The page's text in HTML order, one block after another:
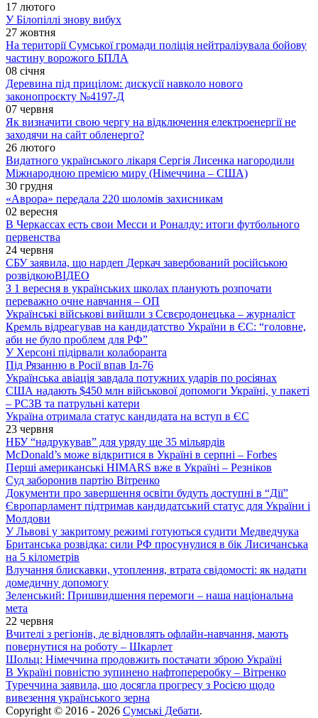
17 лютого
У Білопіллі знову вибух
27 жовтня
На території Сумської громади поліція нейтралізувала бойову
частину ворожого БПЛА
08 січня
Деревина під прицілом: дискусії навколо нового
законопроєкту №4197-Д
07 червня
Як визначити свою чергу на відключення електроенергії не
заходячи на сайт обленерго?
26 лютого
Видатного українського лікаря Сергія Лисенка нагородили
Міжнародною премією миру (Німеччина – США)
30 грудня
«Аврора» передала 220 шоломів захисникам
02 вересня
В Черкассах есть свои Месси и Роналду: итоги футбольного
первенства
24 червня
СБУ заявила, що нардеп Деркач завербований російською
розвідкоюВІДЕО
З 1 вересня в українських школах планують розпочати
переважно очне навчання – ОП
Українські військові вийшли з Сєвєродонецька – журналіст
Кремль відреагував на кандидатство України в ЄС: “головне,
аби не було проблем для РФ”
У Херсоні підірвали колаборанта
Під Рязанню в Росії впав Іл-76
Українська авіація завдала потужних ударів по росіянах
США надають $450 млн військової допомоги Україні, у пакеті
– РСЗВ та патрульні катери
Україна отримала статус кандидата на вступ в ЄС
23 червня
НБУ “надрукував” для уряду ще 35 мільярдів
McDonald’s може відкритися в Україні в серпні – Forbes
Перші американські HIMARS вже в Україні – Резніков
Суд заборонив партію Вітренко
Документи про завершення освіти будуть доступні в “Дії”
Європарламент підтримав кандидатський статус для України і
Молдови
У Львові у закритому режимі готуються судити Медведчука
Британська розвідка: сили РФ просунулися в бік Лисичанська
на 5 кілометрів
Влучання блискавки, утоплення, втрата свідомості: як надати
домедичну допомогу
Зеленський: Пришвидшення перемоги – наша національна
мета
22 червня
Вчителі з регіонів, де відновлять офлайн-навчання, мають
повернутися на роботу – Шкарлет
Шольц: Німеччина продовжить постачати зброю Україні
В Україні повністю зупинено нафтопереробку – Вітренко
Туреччина заявила, що досягла прогресу з Росією щодо
вивезення українського зерна
Copyright © 2016 - 2026 Сумські Дебати.